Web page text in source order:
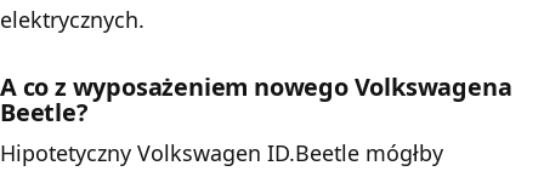
elektrycznych.
A co z wyposażeniem nowego Volkswagena
Beetle?
Hipotetyczny Volkswagen ID.Beetle mógłby